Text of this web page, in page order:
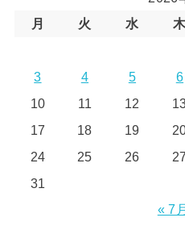
月
火 水
3
4 5 6
10
11 12
17
18 19
24
25 26 27
31
« 7